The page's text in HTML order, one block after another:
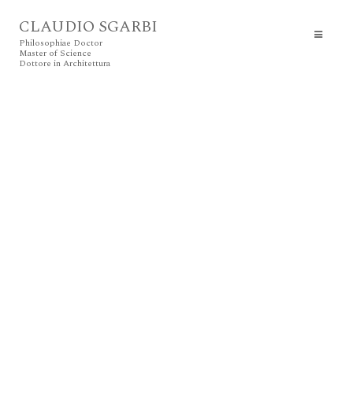
CLAUDIO SGARBI
Philosophiae Doctor
Master of Science
Dottore in Architettura